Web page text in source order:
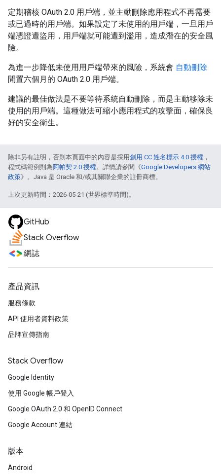
定期稽核 OAuth 2.0 用戶端，並主動刪除應用程式不再需要
或已過時的用戶端。如果設定了未使用的用戶端，一旦用戶
端憑證遭盜用，用戶端就可能遭到濫用，造成潛在的安全風
險。
為進一步降低未使用用戶端帶來的風險，系統會 自動刪除
閒置六個月的 OAuth 2.0 用戶端。
建議的最佳做法是不要等待系統自動刪除，而是主動移除未
使用的用戶端。這種做法可縮小應用程式的攻擊面，確保良
好的安全衛生。
除非另有註明，否則本頁面中的內容是採用創用 CC 姓名標示 4.0 授權 ，
程式碼範例則為阿帕契 2.0 授權。詳情請參閱《Google Developers 網站
政策》。Java 是 Oracle 和/或其關聯企業的註冊商標。
上次更新時間：2026-05-21 (世界標準時間)。
GitHub
Stack Overflow
網誌
產品資訊
服務條款
API 使用者資料政策
品牌宣傳指南
Stack Overflow
Google Identity
使用 Google 帳戶登入
Google OAuth 2.0 和 OpenID Connect
Google Account 連結
版本
Android